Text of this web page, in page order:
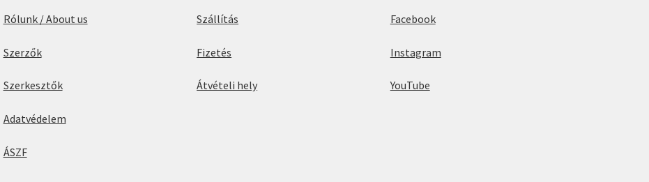
Rólunk / About us
Szerzők
Szerkesztők
Adatvédelem
ÁSZF
Szállítás
Fizetés
Átvételi hely
Facebook
Instagram
YouTube